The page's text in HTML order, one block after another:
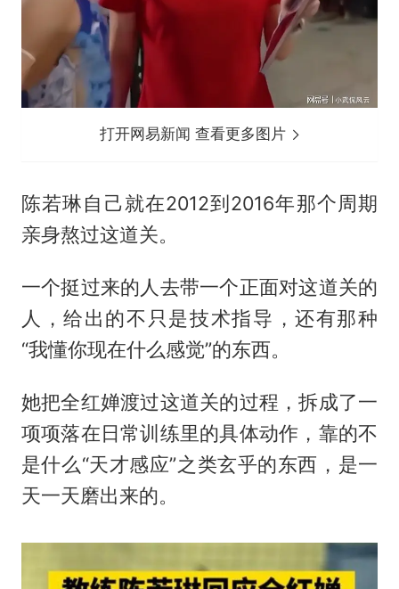
打开网易新闻 查看更多图片
陈若琳自己就在2012到2016年那个周期
亲身熬过这道关。
一个挺过来的人去带一个正面对这道关的
人，给出的不只是技术指导，还有那种
“我懂你现在什么感觉”的东西。
她把全红婵渡过这道关的过程，拆成了一
项项落在日常训练里的具体动作，靠的不
是什么“天才感应”之类玄乎的东西，是一
天一天磨出来的。